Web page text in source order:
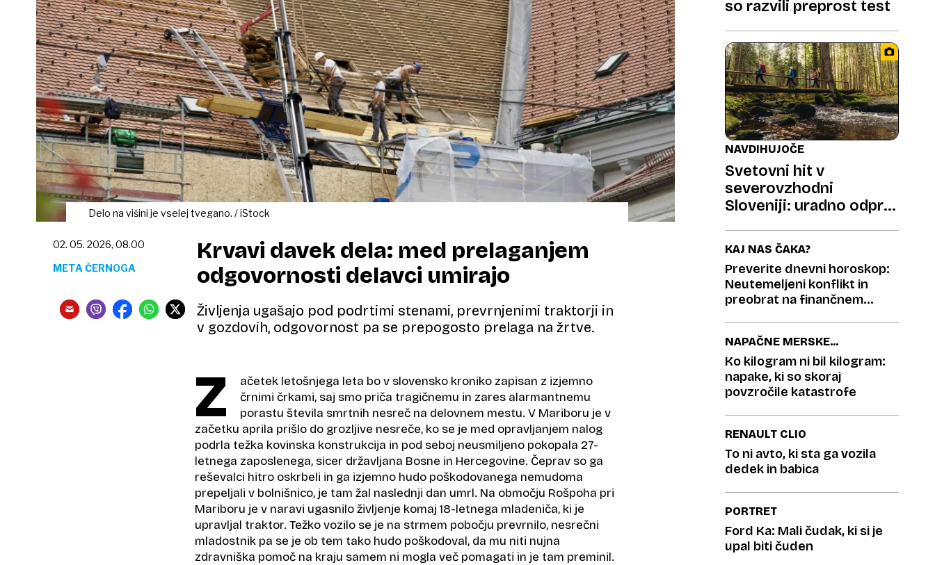
Delo na višini je vselej tvegano. / iStock
Krvavi davek dela: med prelaganjem
odgovornosti delavci umirajo
Življenja ugašajo pod podrtimi stenami, prevrnjenimi traktorji in
v gozdovih, odgovornost pa se prepogosto prelaga na žrtve.
02. 05. 2026, 08.00
META ČERNOGA
Z
ačetek letošnjega leta bo v slovensko kroniko zapisan z izjemno
črnimi črkami, saj smo priča tragičnemu in zares alarmantnemu
porastu števila smrtnih nesreč na delovnem mestu. V Mariboru je v
začetku aprila prišlo do grozljive nesreče, ko se je med opravljanjem nalog
podrla težka kovinska konstrukcija in pod seboj neusmiljeno pokopala 27-
letnega zaposlenega, sicer državljana Bosne in Hercegovine. Čeprav so ga
reševalci hitro oskrbeli in ga izjemno hudo poškodovanega nemudoma
prepeljali v bolnišnico, je tam žal naslednji dan umrl. Na območju Rošpoha pri
Mariboru je v naravi ugasnilo življenje komaj 18-letnega mladeniča, ki je
upravljal traktor. Težko vozilo se je na strmem pobočju prevrnilo, nesrečni
mladostnik pa se je ob tem tako hudo poškodoval, da mu niti nujna
zdravniška pomoč na kraju samem ni mogla več pomagati in je tam preminil.
so razvili preprost test
NAVDIHUJOČE
Svetovni hit v
severovzhodni
Sloveniji: uradno odprta
pohodniška pravljica
KAJ NAS ČAKA?
Preverite dnevni horoskop:
Neutemeljeni konflikt in
preobrat na finančnem
NAPAČNE MERSKE
ENOTE
Ko kilogram ni bil kilogram:
napake, ki so skoraj
povzročile katastrofe
RENAULT CLIO
To ni avto, ki sta ga vozila
dedek in babica
PORTRET
Ford Ka: Mali čudak, ki si je
upal biti čuden